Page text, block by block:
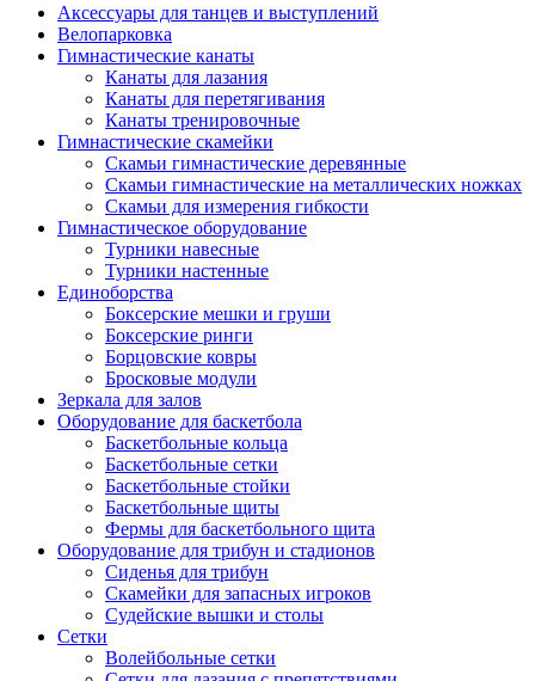
Аксессуары для танцев и выступлений
Велопарковка
Гимнастические канаты
Канаты для лазания
Канаты для перетягивания
Канаты тренировочные
Гимнастические скамейки
Скамьи гимнастические деревянные
Скамьи гимнастические на металлических ножках
Скамьи для измерения гибкости
Гимнастическое оборудование
Турники навесные
Турники настенные
Единоборства
Боксерские мешки и груши
Боксерские ринги
Борцовские ковры
Бросковые модули
Зеркала для залов
Оборудование для баскетбола
Баскетбольные кольца
Баскетбольные сетки
Баскетбольные стойки
Баскетбольные щиты
Фермы для баскетбольного щита
Оборудование для трибун и стадионов
Сиденья для трибун
Скамейки для запасных игроков
Судейские вышки и столы
Сетки
Волейбольные сетки